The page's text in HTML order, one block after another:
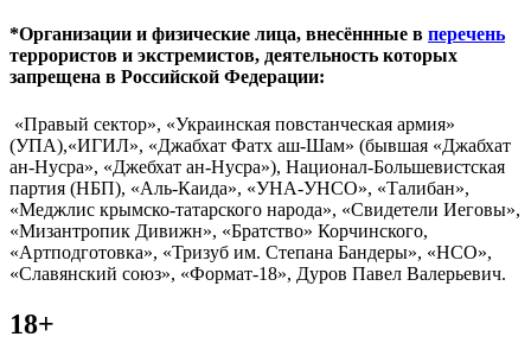
*Организации и физические лица, внесённные в перечень
террористов и экстремистов, деятельность которых
запрещена в Российской Федерации:
«Правый сектор», «Украинская повстанческая армия»
(УПА),«ИГИЛ», «Джабхат Фатх аш-Шам» (бывшая «Джабхат
ан-Нусра», «Джебхат ан-Нусра»), Национал-Большевистская
партия (НБП), «Аль-Каида», «УНА-УНСО», «Талибан»,
«Меджлис крымско-татарского народа», «Свидетели Иеговы»,
«Мизантропик Дивижн», «Братство» Корчинского,
«Артподготовка», «Тризуб им. Степана Бандеры», «НСО»,
«Славянский союз», «Формат-18», Дуров Павел Валерьевич.
18+